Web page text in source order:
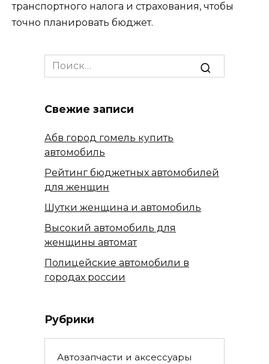
транспортного налога и страхования, чтобы
точно планировать бюджет.
Search
for:
Свежие записи
Абв город гомель купить
автомобиль
Рейтинг бюджетных автомобилей
для женщин
Шутки женщина и автомобиль
Высокий автомобиль для
женщины автомат
Полицейские автомобили в
городах россии
Рубрики
Автозапчасти и аксессуары